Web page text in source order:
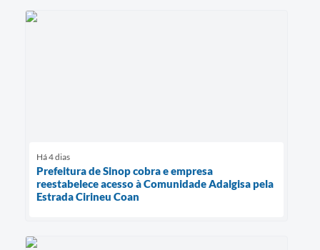
Há 4 dias
Prefeitura de Sinop cobra e empresa
reestabelece acesso à Comunidade Adalgisa pela
Estrada Cirineu Coan